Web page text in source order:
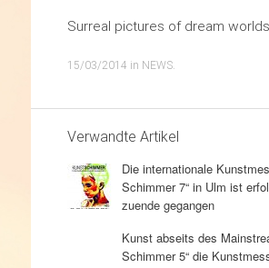
Surreal pictures of dream
15/03/2014 in NEWS.
Verwandte Artikel
Die internationale
Schimmer 7“ in Ulm ist
zuende gegangen
Kunst abseits des
Schimmer 5“ die